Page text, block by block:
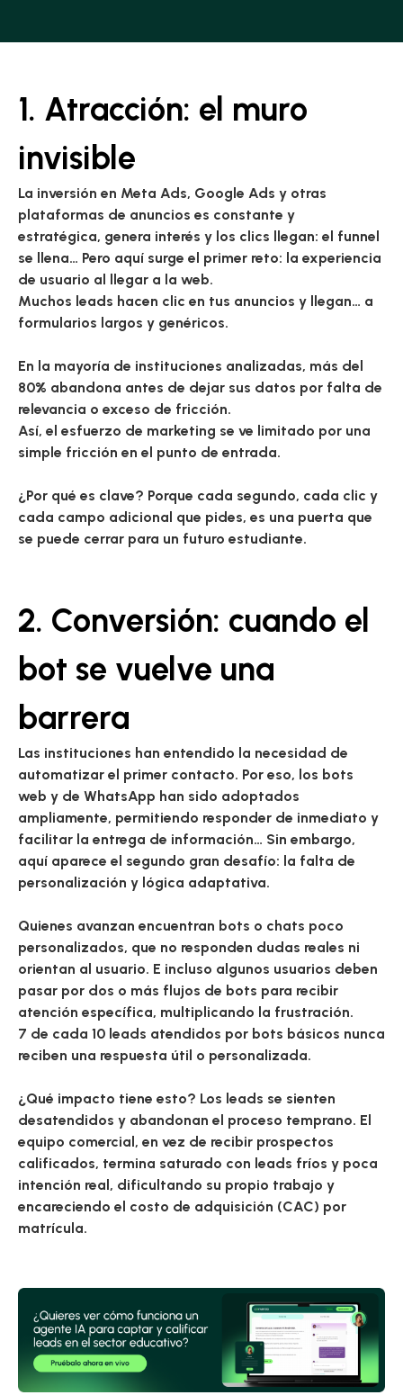
1. Atracción: el muro
invisible
La inversión en Meta Ads, Google Ads y otras
plataformas de anuncios es constante y
estratégica, genera interés y los clics llegan: el funnel
se llena… Pero aquí surge el primer reto: la experiencia
de usuario al llegar a la web.
Muchos leads hacen clic en tus anuncios y llegan… a
formularios largos y genéricos.
En la mayoría de instituciones analizadas, más del
80% abandona antes de dejar sus datos por falta de
relevancia o exceso de fricción.
Así, el esfuerzo de marketing se ve limitado por una
simple fricción en el punto de entrada.
¿Por qué es clave? Porque cada segundo, cada clic y
cada campo adicional que pides, es una puerta que
se puede cerrar para un futuro estudiante.
2. Conversión: cuando el
bot se vuelve una
barrera
Las instituciones han entendido la necesidad de
automatizar el primer contacto. Por eso, los bots
web y de WhatsApp han sido adoptados
ampliamente, permitiendo responder de inmediato y
facilitar la entrega de información… Sin embargo,
aquí aparece el segundo gran desafío: la falta de
personalización y lógica adaptativa.
Quienes avanzan encuentran bots o chats poco
personalizados, que no responden dudas reales ni
orientan al usuario. E incluso algunos usuarios deben
pasar por dos o más flujos de bots para recibir
atención específica, multiplicando la frustración.
7 de cada 10 leads atendidos por bots básicos nunca
reciben una respuesta útil o personalizada.
¿Qué impacto tiene esto? Los leads se sienten
desatendidos y abandonan el proceso temprano. El
equipo comercial, en vez de recibir prospectos
calificados, termina saturado con leads fríos y poca
intención real, dificultando su propio trabajo y
encareciendo el costo de adquisición (CAC) por
matrícula.